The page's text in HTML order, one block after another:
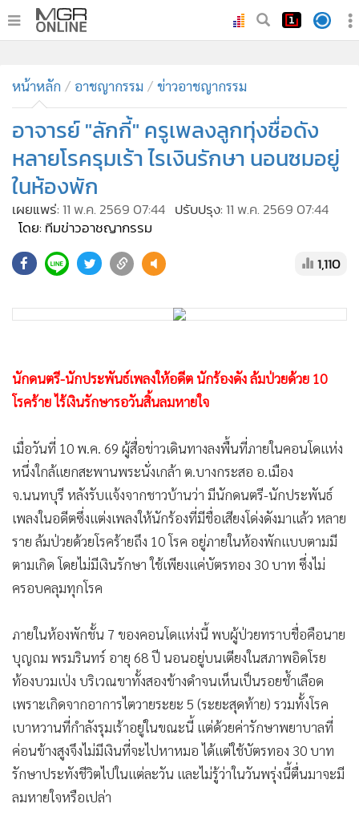
• ทันเหตุการณ์
• ภาคใต้
• ภูมิภาค
• Online Section
• บันเทิง
• ผู้จัดการรายวัน
คอลัมนิสต์
• ละคร
• Cyber BIZ
• Green Innovation & SD
• Management & HR
MGR Live
• Infographic
การเมือง
ท่องเที่ยว
กีฬา
• ต่างประเทศ
• Special Scoop
• จีน
• ชุมชน-คุณภาพชีวิต
• อาชญากรรม
• Motoring
• เกม
• วิทยาศาสตร์
• SMEs
• หุ้น
หน้าหลัก
อาจารย์ "ลักกี้" ครูเพลงลูกทุ่งชื่อดัง
หลายโรครุมเร้า ไรเงินรักษา นอนซมอยู่
ในห้องพัก
เผยแพร่:11 พ.ค. 2569 07:44
โดย: ทีมข่าวอาชญากรรม
นักดนตรี-นักประพันธ์เพลงให้อดีต นักร้องดัง ล้มป่วยด้วย 10
โรคร้าย ไร้เงินรักษารอวันสิ้นลมหายใจ
เมื่อวันที่ 10 พ.ค. 69 ผู้สื่อข่าวเดินทางลงพื้นที่ภายในคอนโดแห่ง
หนึ่งใกล้แยกสะพานพระนั่งเกล้า ต.บางกระสอ อ.เมือง
จ.นนทบุรี หลังรับแจ้งจากชาวบ้านว่า มีนักดนตรี-นักประพันธ์
เพลงในอดีตซึ่งแต่งเพลงให้นักร้องที่มีชื่อเสียงโด่งดังมาแล้ว หลาย
ราย ล้มป่วยด้วยโรคร้ายถึง 10 โรค อยู่ภายในห้องพักแบบตามมี
ตามเกิด โดยไม่มีเงินรักษา ใช้เพียงแค่บัตรทอง 30 บาท ซึ่งไม่
ครอบคลุมทุกโรค
ภายในห้องพักชั้น 7 ของคอนโดแห่งนี้ พบผู้ป่วยทราบชื่อคือนาย
บุญถม พรมรินทร์ อายุ 68 ปี นอนอยู่บนเตียงในสภาพอิดโรย
ท้องบวมเป่ง บริเวณขาทั้งสองข้างดำจนเห็นเป็นรอยช้ำเลือด
เพราะเกิดจากอาการไตวายระยะ 5 (ระยะสุดท้าย) รวมทั้งโรค
เบาหวานที่กำลังรุมเร้าอยู่ในขณะนี้ แต่ด้วยค่ารักษาพยาบาลที่
ค่อนข้างสูงจึงไม่มีเงินที่จะไปหาหมอ ได้แต่ใช้บัตรทอง 30 บาท
รักษาประทังชีวิตไปในแต่ละวัน และไม่รู้ว่าในวันพรุ่งนี้ตื่นมาจะมี
ลมหายใจหรือเปล่า